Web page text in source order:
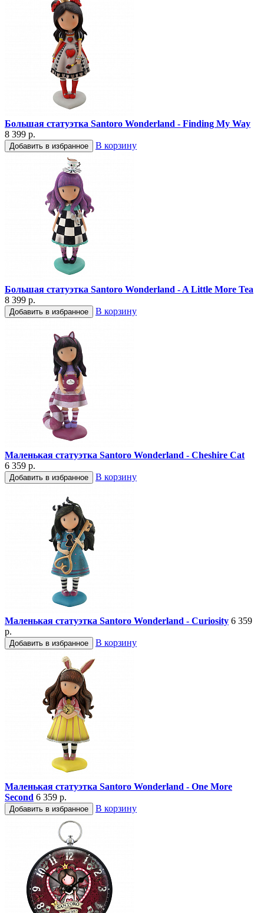
Большая статуэтка Santoro Wonderland - Finding My Way
8 399 р.
Добавить в избранное В корзину
Большая статуэтка Santoro Wonderland - A Little More Tea
8 399 р.
Добавить в избранное В корзину
Маленькая статуэтка Santoro Wonderland - Cheshire Cat
6 359 р.
Добавить в избранное В корзину
Маленькая статуэтка Santoro Wonderland - Curiosity 6 359
р.
Добавить в избранное В корзину
Маленькая статуэтка Santoro Wonderland - One More
Second 6 359 р.
Добавить в избранное В корзину